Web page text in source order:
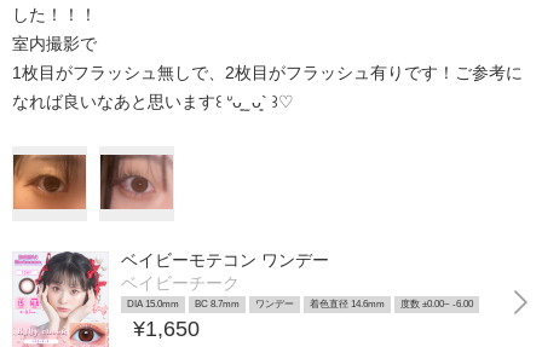
した！！！
室内撮影で
1枚目がフラッシュ無しで、2枚目がフラッシュ有りです！ご参考に
なれば良いなあと思います꒰ ᐡᴗ͈ ̫ ᴗ͈` ꒱♡
ベイビーモテコン ワンデー
ベイビーチーク
DIA 15.0mm BC 8.7mm ワンデー 着色直径 14.6mm 度数 ±0.00~ -6.00
¥1,650